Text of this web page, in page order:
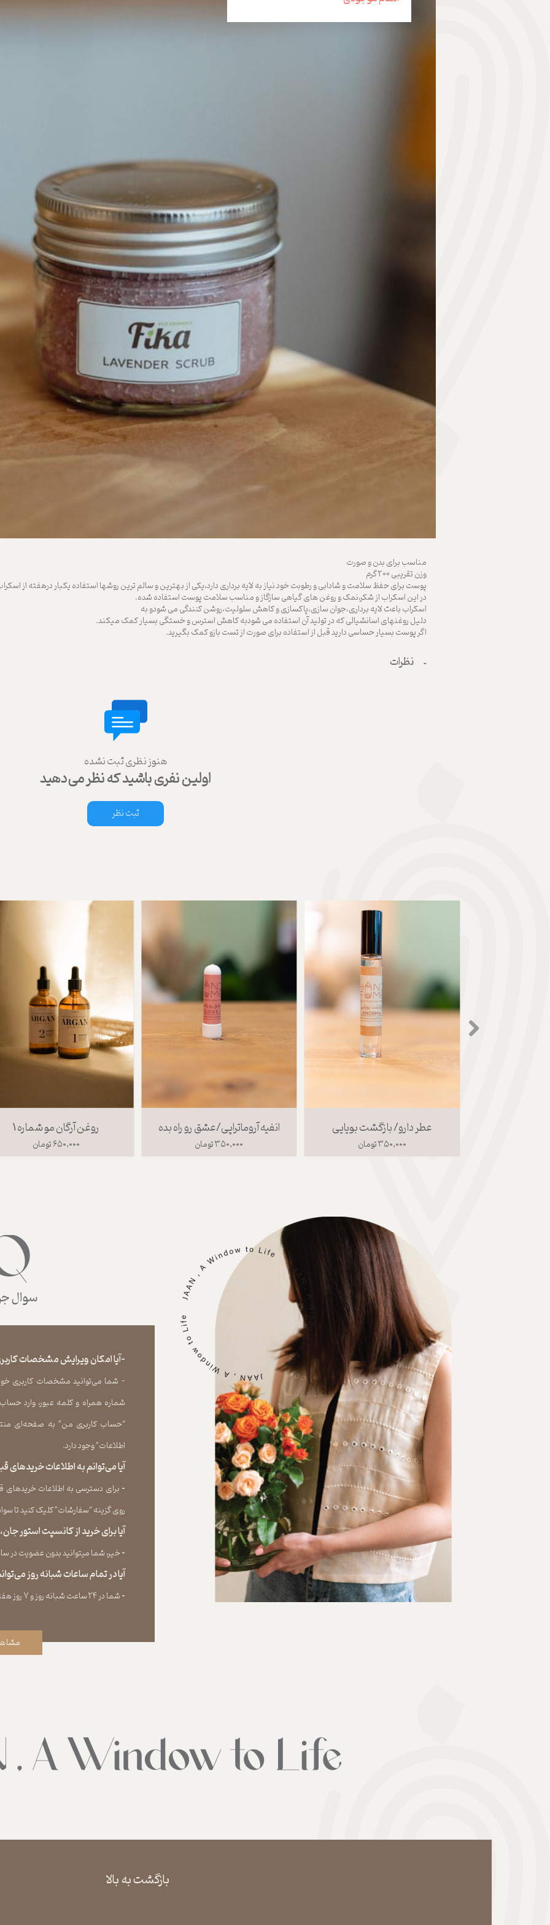
هدیه | Gift
مناسب برای بدن و صورت
وزن تقریبی 200 گرم
پوست برای حفظ سلامت و شادابی و رطوبت خود نیاز به لایه برداری دارد،یکی از بهترین و سالم ترین روشها استفاده یکبار درهفته از
در این اسکراب از شکر،نمک و روغن های گیاهی سازگاز و مناسب سلامت پوست استفاده شده.
اسکراب باعث لایه برداری،جوان سازی،پاکسازی و کاهش سلولیت،روشن کنندگی می شودو به
دلیل روغنهای اسانشیالی که در تولید آن استفاده می شودبه کاهش استرس و خستگی بسیار کمک میکند.
اگر پوست بسیار حساسی دارید قبل از استفاده برای صورت از تست بازو کمک بگیرید.
نظرات
هنوز نظری ثبت نشده
اولین نفری باشید که نظر می‌دهید
ثبت نظر
روغن آرگان مو شماره 1
۶۵۰,۰۰۰ تومان
انفیه آروماتراپی/عشق رو راه بده
۳۵۰,۰۰۰ تومان
عطر دارو/ بازگشت بویایی
۳۵۰,۰۰۰ تومان
سوال
-آیا امکان ویرایش مشخصات
- شما می‏‌توانید مشخصات کاربری خود
شماره همراه و کلمه عبور، وارد
“حساب کاربری من” به صفحه‏‌ای
اطلاعات” وجود دارد.​​​​​​​
آیا می‌‏توانم به اطلاعات
​​​​​​​- برای دسترسی به اطلاعات خریدهای
روی گزینه “سفارشات” کلیک کنید تا
آیا برای خرید از کانسپت استور
​​​​​​​- خیر، شما میتوانید بدون عضویت در
آیا در تمام ساعات شبانه روز
​​​​​​​​​​​​​​- شما در ۲۴ ساعت شبانه روز و ۷ روز هفته می‌‏توانید سفارش خود را ثبت کنید.
بازگشت به بالا